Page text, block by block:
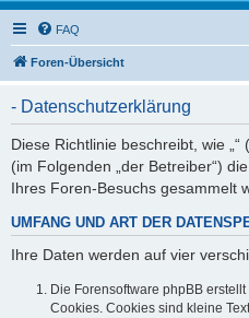
FAQ
Foren-Übersicht
- Datenschutzerklärung
Diese Richtlinie beschreibt, wie „“
(im Folgenden „der Betreiber“)
Ihres Foren-Besuchs gesammelt
UMFANG UND ART DER
Ihre Daten werden auf vier
Die Forensoftware phpBB
Cookies. Cookies sind kleine